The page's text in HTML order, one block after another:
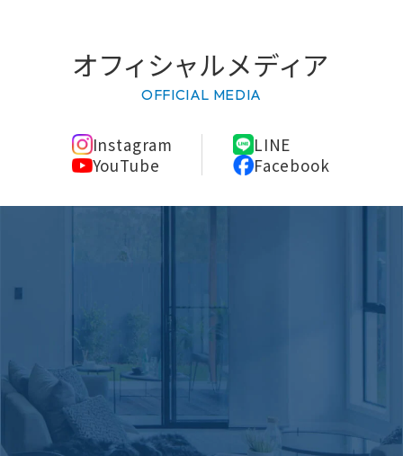
オフィシャルメディア
OFFICIAL MEDIA
Instagram
LINE
YouTube
Facebook